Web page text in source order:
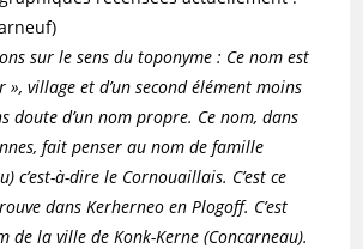
sur le sens du toponyme : Ce nom est
», village et d’un second élément moins
doute d’un nom propre. Ce nom, dans
fait penser au nom de famille
c’est-à-dire le Cornouaillais. C’est ce
dans Kerherneo en Plogoff. C’est
de la ville de Konk-Kerne (Concarneau).